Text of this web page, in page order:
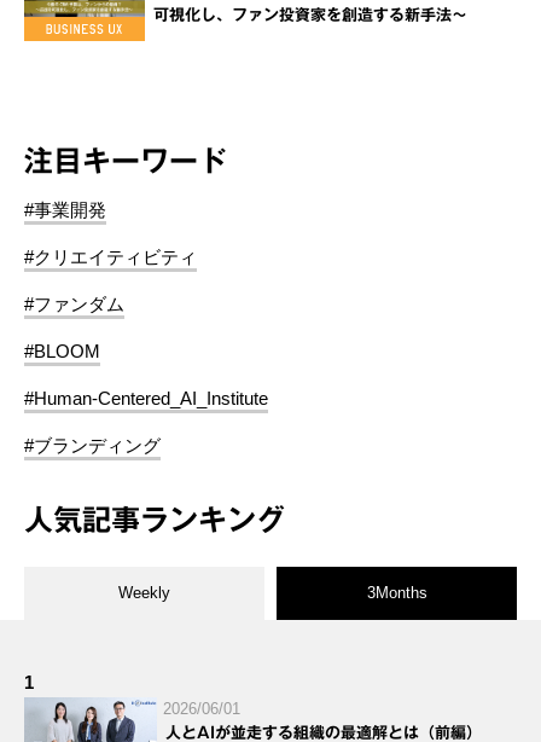
可視化し、ファン投資家を創造する新手法～
注目キーワード
#事業開発
#クリエイティビティ
#ファンダム
#BLOOM
#Human-Centered_AI_Institute
#ブランディング
人気記事ランキング
Weekly 3Months
1
2026/06/01
人とAIが並走する組織の最適解とは（前編）